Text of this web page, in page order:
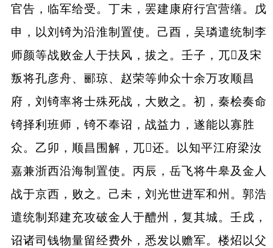
官告，临军给受。丁未，罢建康府行宫营缮。戊
申，以刘锜为沿淮制置使。己酉，吴璘遣统制李
师颜等战败金人于扶风，拔之。壬子，兀及宋
叛将孔彦舟、郦琼、赵荣等帅众十余万攻顺昌
府，刘锜率将士殊死战，大败之。初，秦桧奏命
锜择利班师，锜不奉诏，战益力，遂能以寡胜
众。乙卯，顺昌围解，兀还。以知平江府梁汝
嘉兼浙西沿海制置使。丙辰，岳飞将牛皋及金人
战于京西，败之。己未，刘光世进军和州。郭浩
遣统制郑建充攻破金人于醴州，复其城。壬戌，
诏诸司钱物量留经费外，悉发以赡军。楼炤以父